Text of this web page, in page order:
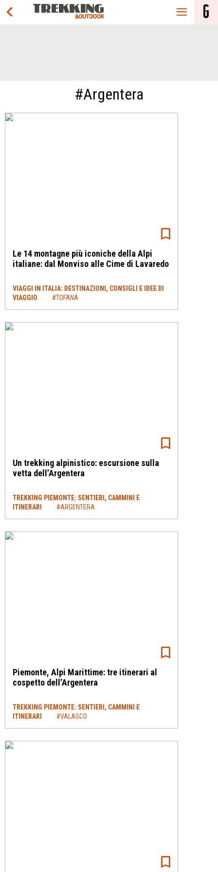
#Argentera
Le 14 montagne più iconiche della Alpi
italiane: dal Monviso alle Cime di Lavaredo
VIAGGI IN ITALIA: DESTINAZIONI, CONSIGLI E IDEE DI
VIAGGIO
#TOFANA
Un trekking alpinistico: escursione sulla
vetta dell’Argentera
TREKKING PIEMONTE: SENTIERI, CAMMINI E
ITINERARI
#ARGENTERA
Piemonte, Alpi Marittime: tre itinerari al
cospetto dell’Argentera
TREKKING PIEMONTE: SENTIERI, CAMMINI E
ITINERARI
#VALASCO